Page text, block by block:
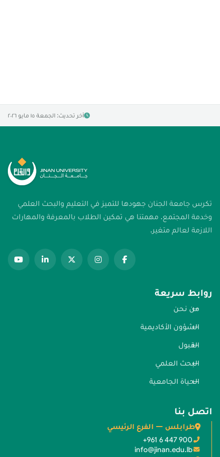
آخر تحديث: الجمعة ١٥ مايو ٢٠٢٦
تكرس جامعة الجنان جهودها للتميز في التعليم والبحث العلمي
وخدمة المجتمع. مهمتنا هي تمكين الطلاب بالمعرفة والمهارات
اللازمة لعالم متغير.
روابط سريعة
من نحن
الشؤون الأكاديمية
القبول
البحث العلمي
الحياة الجامعية
اتصل بنا
طرابلس — الفرع الرئيسي
+961 6 447 900
info@jinan.edu.lb